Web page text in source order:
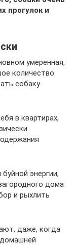
прогулок и
умеренная,
количество
собаку
в квартирах,
энергии,
дома
и рыхлить
даже, когда